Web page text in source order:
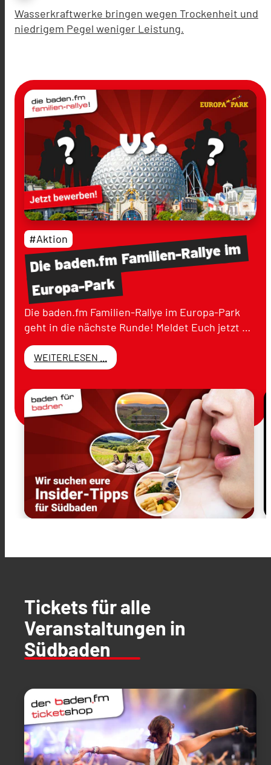
Wasserkraftwerke bringen wegen Trockenheit und
niedrigem Pegel weniger Leistung.
Diebaden.fmFamilien-Rallyeim
Europa-Park
#Aktion
Die baden.fm Familien-Rallye im Europa-Park
geht in die nächste Runde! Meldet Euch jetzt …
WEITERLESEN ...
Tickets für alle
Veranstaltungen in
Südbaden